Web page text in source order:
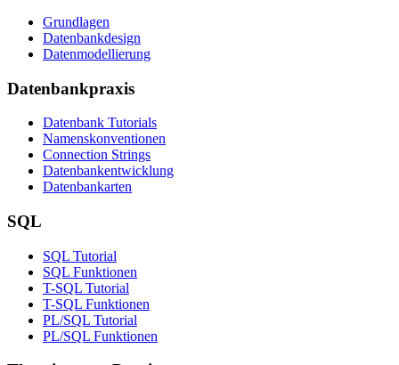
Grundlagen
Datenbankdesign
Datenmodellierung
Datenbankpraxis
Datenbank Tutorials
Namenskonventionen
Connection Strings
Datenbankentwicklung
Datenbankarten
SQL
SQL Tutorial
SQL Funktionen
T-SQL Tutorial
T-SQL Funktionen
PL/SQL Tutorial
PL/SQL Funktionen